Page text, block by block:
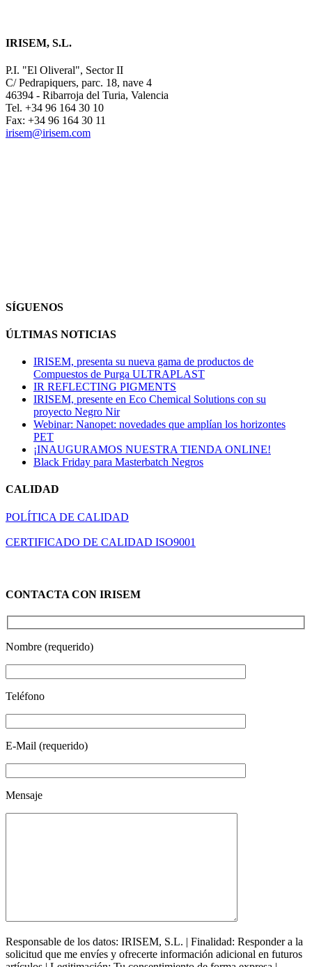
IRISEM, S.L.
P.I. "El Oliveral", Sector II
C/ Pedrapiquers, parc. 18, nave 4
46394 - Ribarroja del Turia, Valencia
Tel. +34 96 164 30 10
Fax: +34 96 164 30 11
irisem@irisem.com
SÍGUENOS
ÚLTIMAS NOTICIAS
IRISEM, presenta su nueva gama de productos de
Compuestos de Purga ULTRAPLAST
IR REFLECTING PIGMENTS
IRISEM, presente en Eco Chemical Solutions con su
proyecto Negro Nir
Webinar: Nanopet: novedades que amplían los horizontes
PET
¡INAUGURAMOS NUESTRA TIENDA ONLINE!
Black Friday para Masterbatch Negros
CALIDAD
POLÍTICA DE CALIDAD
CERTIFICADO DE CALIDAD ISO9001
CONTACTA CON IRISEM
Nombre (requerido)
Teléfono
E-Mail (requerido)
Mensaje
Responsable de los datos: IRISEM, S.L. | Finalidad: Responder a la
solicitud que me envíes y ofrecerte información adicional en futuros